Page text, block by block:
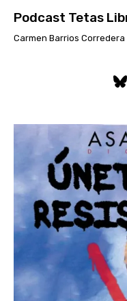
Podcast Tetas
Carmen Barrios Corredera